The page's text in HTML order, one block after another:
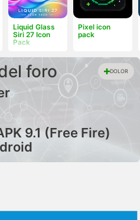
Liquid Glass
Siri 27 Icon
Pack
Pixel icon
pack
foro DOLOR
9.1 (Free Fire)